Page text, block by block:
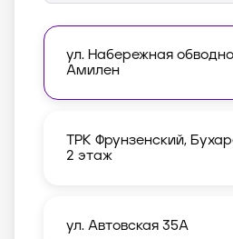
ул. Набережная
Амилен
ТРК Фрунзенский,
2 этаж
ул. Автовская 35А